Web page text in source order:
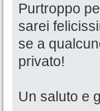
Purtroppo
sarei
se a
privato!
Un saluto e